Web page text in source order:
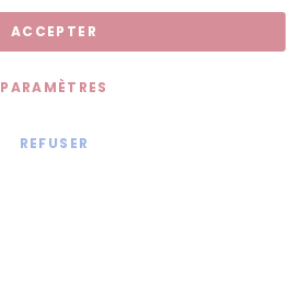
ACCEPTER
PARAMÈTRES
REFUSER